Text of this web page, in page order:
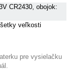
CR2430, obojok:
veľkosti
pre vysielačku